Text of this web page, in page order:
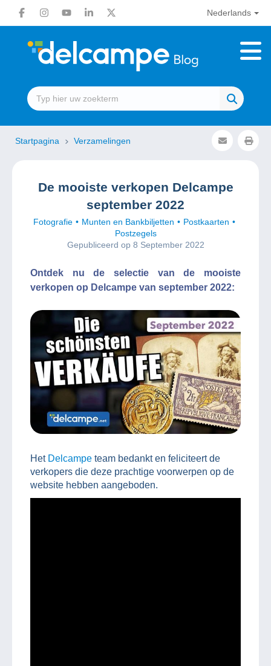
Nederlands
Startpagina Verzamelingen
De mooiste verkopen Delcampe
september 2022
Fotografie Munten en Bankbiljetten
Postkaarten
Postzegels
Gepubliceerd op 8 September 2022
Ontdek nu de selectie van de mooiste
verkopen op Delcampe van september 2022:
Het Delcampe team bedankt en feliciteert de
verkopers die deze prachtige voorwerpen op de
website hebben aangeboden.